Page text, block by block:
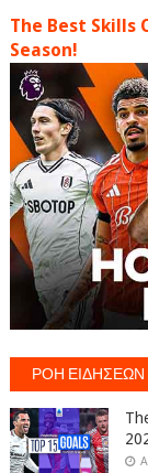
The Best Skills
Season!
ΡΟΗ ΕΙΔΗΣΕΩΝ